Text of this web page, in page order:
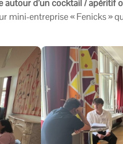
d’un cocktail / apéritif
mini-entreprise « Fenicks »